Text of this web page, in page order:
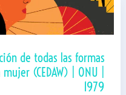
de todas las formas
(CEDAW) | ONU |
1979